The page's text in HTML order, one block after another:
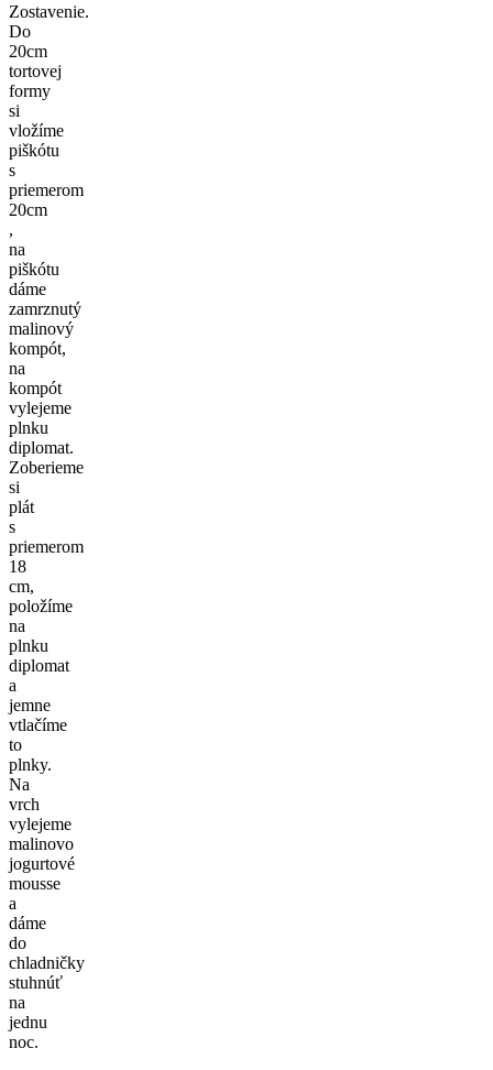
Zostavenie.
Do
20cm
tortovej
formy
si
vložíme
piškótu
s
priemerom
20cm
,
na
piškótu
dáme
zamrznutý
malinový
kompót,
na
kompót
vylejeme
plnku
diplomat.
Zoberieme
si
plát
s
priemerom
18
cm,
položíme
na
plnku
diplomat
a
jemne
vtlačíme
to
plnky.
Na
vrch
vylejeme
malinovo
jogurtové
mousse
a
dáme
do
chladničky
stuhnúť
na
jednu
noc.